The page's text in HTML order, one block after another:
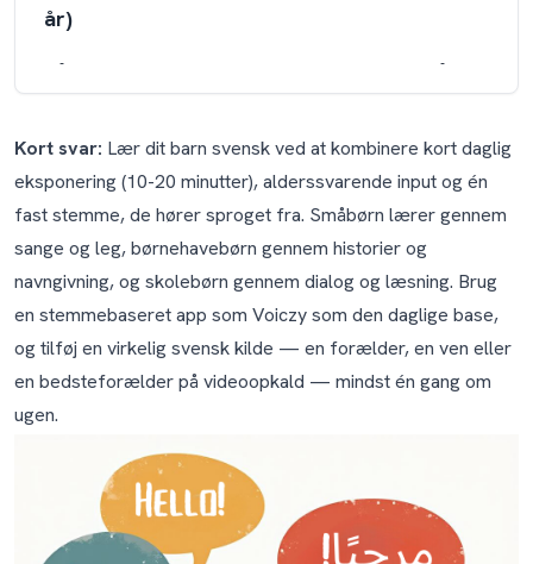
år)
Sådan lærer du skolebørn svensk (5-10 år)
En note om svenske dialekter (og hvorfor
dit barn ikke bliver forvirret)
Hvad med svensk for familier, der lige er
flyttet til Sverige?
Værktøjer, vi anbefaler
Ofte stillede spørgsmål
Hvordan lærer jeg mit barn svensk, hvis jeg ikke selv
taler svensk?
Hvad er den bedste alder at begynde at lære et barn
svensk?
Kort svar: Lær dit barn svensk ved at kombinere kort daglig
eksponering (10-20 minutter), alderssvarende input og én
fast stemme, de hører sproget fra. Småbørn lærer gennem
sange og leg, børnehavebørn gennem historier og
navngivning, og skolebørn gennem dialog og læsning. Brug
en stemmebaseret app som Voiczy som den daglige base,
og tilføj en virkelig svensk kilde — en forælder, en ven eller
en bedsteforælder på videoopkald — mindst én gang om
ugen.